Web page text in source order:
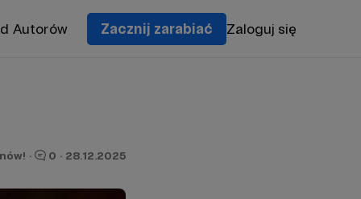
Autorów Zacznij zarabiać Zaloguj się
· 0 · 28.12.2025